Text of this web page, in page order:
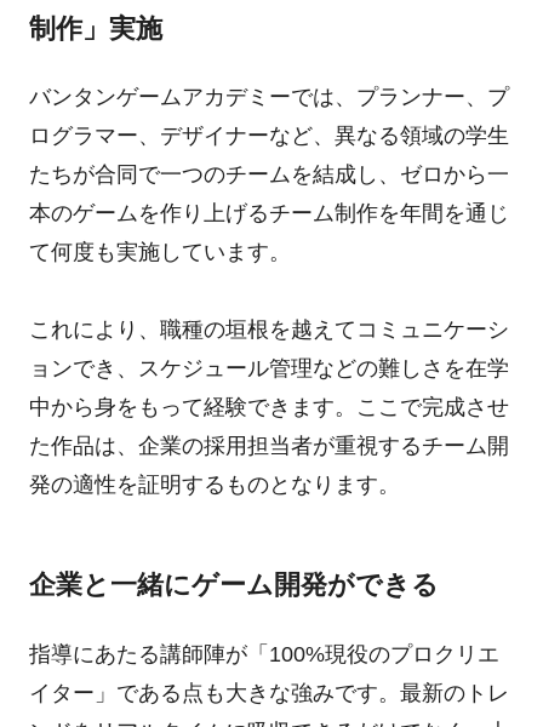
制作」実施
バンタンゲームアカデミーでは、プランナー、プ
ログラマー、デザイナーなど、異なる領域の学生
たちが合同で一つのチームを結成し、ゼロから一
本のゲームを作り上げるチーム制作を年間を通じ
て何度も実施しています。
これにより、職種の垣根を越えてコミュニケーシ
ョンでき、スケジュール管理などの難しさを在学
中から身をもって経験できます。ここで完成させ
た作品は、企業の採用担当者が重視するチーム開
発の適性を証明するものとなります。
企業と一緒にゲーム開発ができる
指導にあたる講師陣が「100%現役のプロクリエ
イター」である点も大きな強みです。最新のトレ